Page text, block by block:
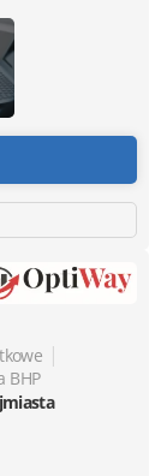
|
BHP